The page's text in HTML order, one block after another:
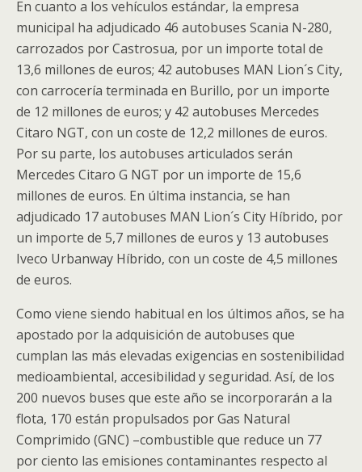
En cuanto a los vehículos estándar, la empresa
municipal ha adjudicado 46 autobuses Scania N-280,
carrozados por Castrosua, por un importe total de
13,6 millones de euros; 42 autobuses MAN Lion´s City,
con carrocería terminada en Burillo, por un importe
de 12 millones de euros; y 42 autobuses Mercedes
Citaro NGT, con un coste de 12,2 millones de euros.
Por su parte, los autobuses articulados serán
Mercedes Citaro G NGT por un importe de 15,6
millones de euros. En última instancia, se han
adjudicado 17 autobuses MAN Lion´s City Híbrido, por
un importe de 5,7 millones de euros y 13 autobuses
Iveco Urbanway Híbrido, con un coste de 4,5 millones
de euros.
Como viene siendo habitual en los últimos años, se ha
apostado por la adquisición de autobuses que
cumplan las más elevadas exigencias en sostenibilidad
medioambiental, accesibilidad y seguridad. Así, de los
200 nuevos buses que este año se incorporarán a la
flota, 170 están propulsados por Gas Natural
Comprimido (GNC) –combustible que reduce un 77
por ciento las emisiones contaminantes respecto al